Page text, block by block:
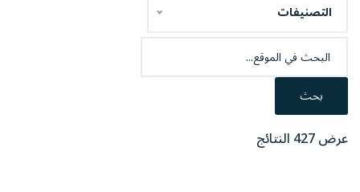
التصنيفات
بحث
عرض 427 النتائج